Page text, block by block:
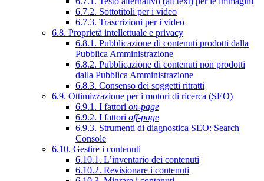
6.7.2. Sottotitoli per i video
6.7.3. Trascrizioni per i video
6.8. Proprietà intellettuale e privacy
6.8.1. Pubblicazione di contenuti prodotti dalla
Pubblica Amministrazione
6.8.2. Pubblicazione di contenuti non prodotti
dalla Pubblica Amministrazione
6.8.3. Consenso dei soggetti ritratti
6.9. Ottimizzazione per i motori di ricerca (SEO)
6.9.1. I fattori on-page
6.9.2. I fattori off-page
6.9.3. Strumenti di diagnostica SEO: Search
Console
6.10. Gestire i contenuti
6.10.1. L’inventario dei contenuti
6.10.2. Revisionare i contenuti